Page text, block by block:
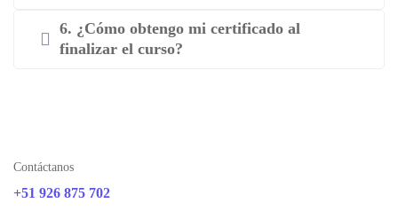
6. ¿Cómo obtengo mi certificado al
finalizar el curso?
Contáctanos
+51 926 875 702